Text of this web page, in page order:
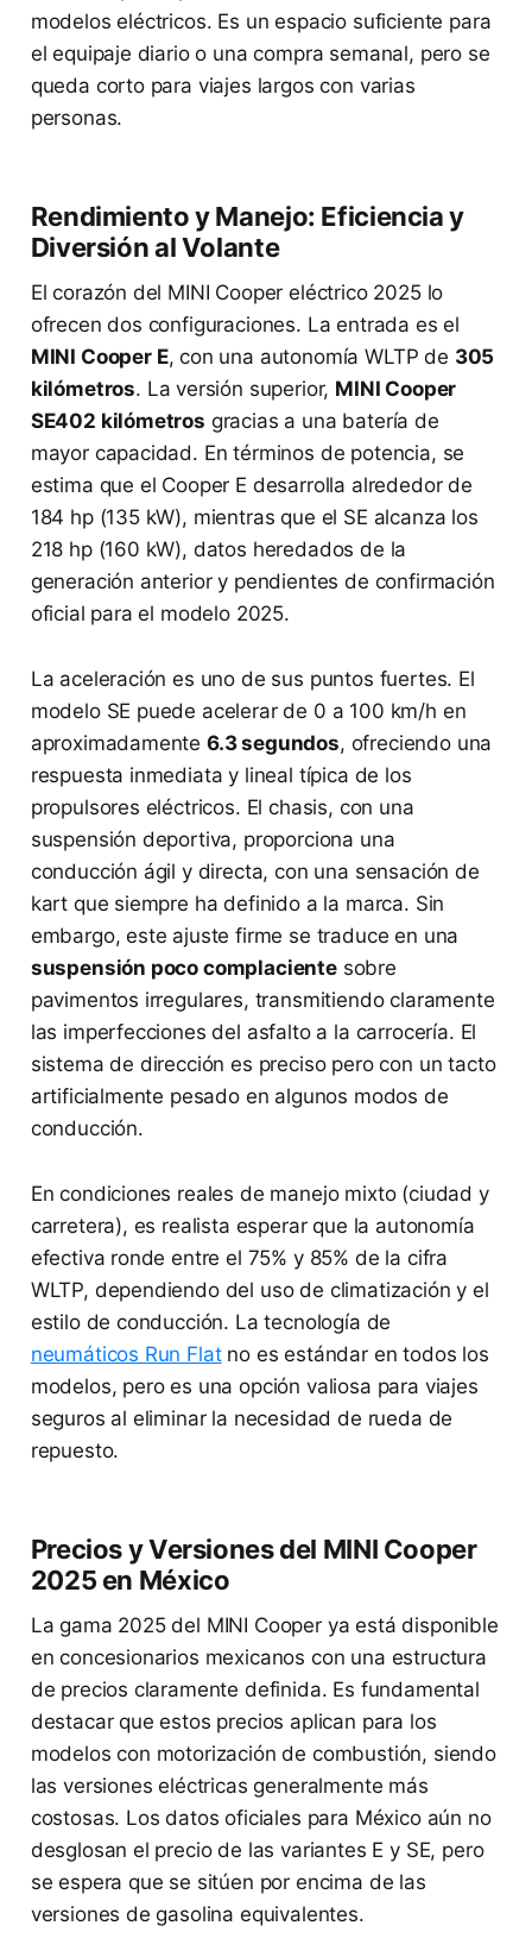
modelos eléctricos. Es un espacio suficiente para
el equipaje diario o una compra semanal, pero se
queda corto para viajes largos con varias
personas.
Rendimiento y Manejo: Eficiencia y
Diversión al Volante
El corazón del MINI Cooper eléctrico 2025 lo
ofrecen dos configuraciones. La entrada es el
MINI Cooper E, con una autonomía WLTP de 305
kilómetros. La versión superior, MINI Cooper
SE402 kilómetros gracias a una batería de
mayor capacidad. En términos de potencia, se
estima que el Cooper E desarrolla alrededor de
184 hp (135 kW), mientras que el SE alcanza los
218 hp (160 kW), datos heredados de la
generación anterior y pendientes de confirmación
oficial para el modelo 2025.
La aceleración es uno de sus puntos fuertes. El
modelo SE puede acelerar de 0 a 100 km/h en
aproximadamente 6.3 segundos, ofreciendo una
respuesta inmediata y lineal típica de los
propulsores eléctricos. El chasis, con una
suspensión deportiva, proporciona una
conducción ágil y directa, con una sensación de
kart que siempre ha definido a la marca. Sin
embargo, este ajuste firme se traduce en una
suspensión poco complacientesobre
pavimentos irregulares, transmitiendo claramente
las imperfecciones del asfalto a la carrocería. El
sistema de dirección es preciso pero con un tacto
artificialmente pesado en algunos modos de
conducción.
En condiciones reales de manejo mixto (ciudad y
carretera), es realista esperar que la autonomía
efectiva ronde entre el 75% y 85% de la cifra
WLTP, dependiendo del uso de climatización y el
estilo de conducción. La tecnología de
neumáticos Run Flatno es estándar en todos los
modelos, pero es una opción valiosa para viajes
seguros al eliminar la necesidad de rueda de
repuesto.
Precios y Versiones del MINI Cooper
2025 en México
La gama 2025 del MINI Cooper ya está disponible
en concesionarios mexicanos con una estructura
de precios claramente definida. Es fundamental
destacar que estos precios aplican para los
modelos con motorización de combustión, siendo
las versiones eléctricas generalmente más
costosas. Los datos oficiales para México aún no
desglosan el precio de las variantes E y SE, pero
se espera que se sitúen por encima de las
versiones de gasolina equivalentes.